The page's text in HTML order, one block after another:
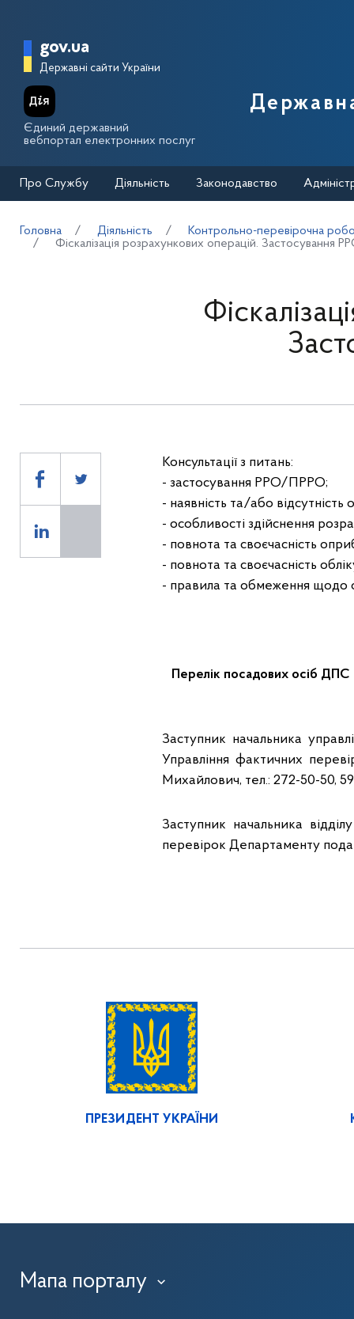
Головна сторінка Державної
gov.ua
Державні сайти України
Єдиний державний
вебпортал електронних послуг
Про Службу Діяльність Законодавство
Головна Діяльність
Контрольно-перевірочна
Фіскалізація розрахункових операцій. Застосування
Консультації з питань:
- застосування РРО/ПРРО;
- наявність та/або
- особливості здійснення
- повнота та своєчасність
- повнота та своєчасність
- правила та обмеження щодо
Перелік посадових осіб ДПС
Заступник начальника
Управління фактичних
Михайлович, тел.: 272-50-50,
Заступник начальника
перевірок Департаменту
ПРЕЗИДЕНТ УКРАЇНИ
Мапа порталу ›